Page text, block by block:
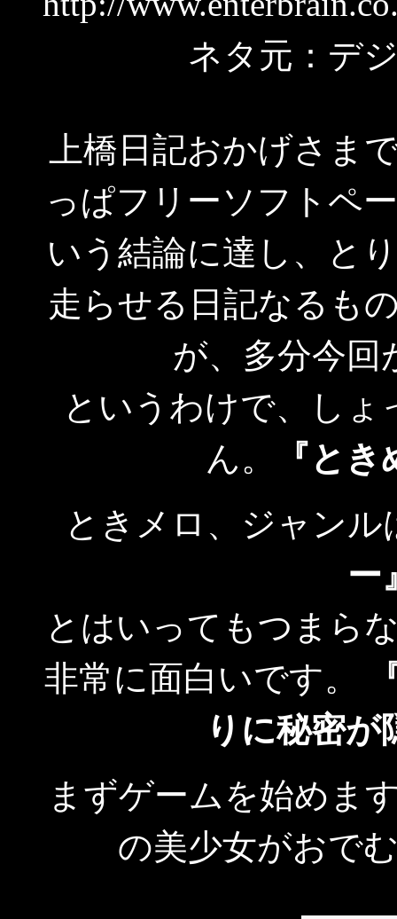
ネタ元：デ
上橋日記おかげさま
っぱフリーソフトペ
いう結論に達し、と
走らせる日記なるも
が、多分今回
というわけで、し
ん。
『と
ときメロ、ジャンル
ー
とはいってもつまら
非常に面白いです。
りに秘密が
まずゲームを始めま
の美少女がおで